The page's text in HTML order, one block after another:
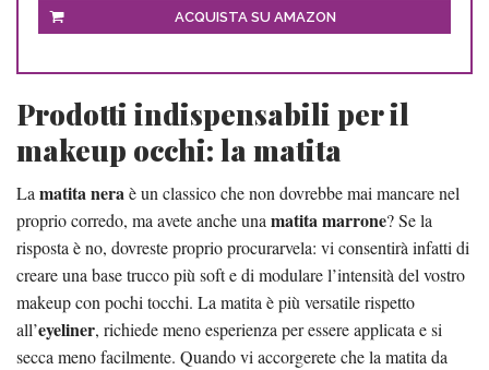
ACQUISTA SU AMAZON
Prodotti indispensabili per il
makeup occhi: la matita
La matita neraè un classico che non dovrebbe mai mancare nel
proprio corredo, ma avete anche una matita marrone? Se la
risposta è no, dovreste proprio procurarvela: vi consentirà infatti di
creare una base trucco più soft e di modulare l’intensità del vostro
makeup con pochi tocchi. La matita è più versatile rispetto
all’eyeliner, richiede meno esperienza per essere applicata e si
secca meno facilmente. Quando vi accorgerete che la matita da